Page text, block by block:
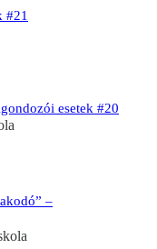
#21
esetek #20
–